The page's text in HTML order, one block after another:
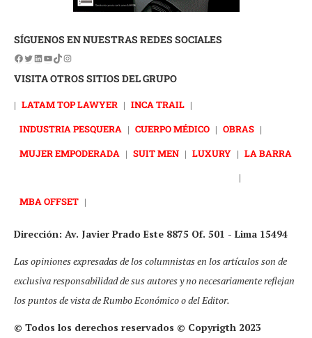
SÍGUENOS EN NUESTRAS REDES SOCIALES
VISITA OTROS SITIOS DEL GRUPO
| LATAM TOP LAWYER | INCA TRAIL |
INDUSTRIA PESQUERA | CUERPO MÉDICO | OBRAS |
MUJER EMPODERADA | SUIT MEN | LUXURY | LA BARRA
|
MBA OFFSET |
Dirección: Av. Javier Prado Este 8875 Of. 501 - Lima 15494
Las opiniones expresadas de los columnistas en los artículos son de
exclusiva responsabilidad de sus autores y no necesariamente reflejan
los puntos de vista de Rumbo Económico o del Editor.
© Todos los derechos reservados © Copyrigth 2023